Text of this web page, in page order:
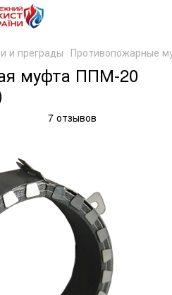
и преграды Противопожарные
муфта ППМ-20
7 отзывов